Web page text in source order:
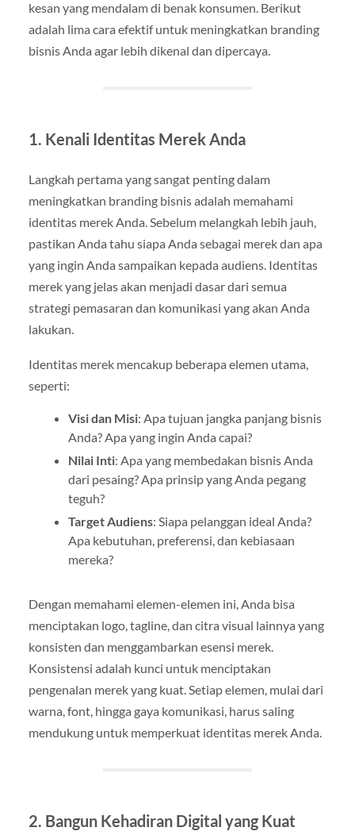
kesan yang mendalam di benak konsumen. Berikut
adalah lima cara efektif untuk meningkatkan branding
bisnis Anda agar lebih dikenal dan dipercaya.
1. Kenali Identitas Merek Anda
Langkah pertama yang sangat penting dalam
meningkatkan branding bisnis adalah memahami
identitas merek Anda. Sebelum melangkah lebih jauh,
pastikan Anda tahu siapa Anda sebagai merek dan apa
yang ingin Anda sampaikan kepada audiens. Identitas
merek yang jelas akan menjadi dasar dari semua
strategi pemasaran dan komunikasi yang akan Anda
lakukan.
Identitas merek mencakup beberapa elemen utama,
seperti:
Visi dan Misi: Apa tujuan jangka panjang bisnis
Anda? Apa yang ingin Anda capai?
Nilai Inti: Apa yang membedakan bisnis Anda
dari pesaing? Apa prinsip yang Anda pegang
teguh?
Target Audiens: Siapa pelanggan ideal Anda?
Apa kebutuhan, preferensi, dan kebiasaan
mereka?
Dengan memahami elemen-elemen ini, Anda bisa
menciptakan logo, tagline, dan citra visual lainnya yang
konsisten dan menggambarkan esensi merek.
Konsistensi adalah kunci untuk menciptakan
pengenalan merek yang kuat. Setiap elemen, mulai dari
warna, font, hingga gaya komunikasi, harus saling
mendukung untuk memperkuat identitas merek Anda.
2. Bangun Kehadiran Digital yang Kuat